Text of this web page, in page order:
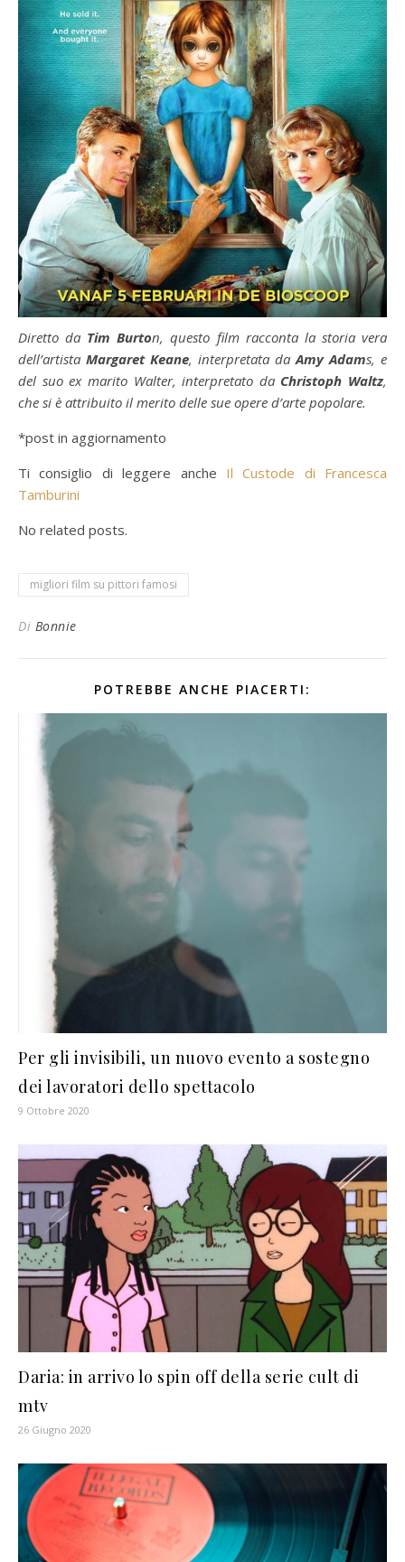
Diretto da Tim Burton, questo film racconta la storia vera
dell’artista Margaret Keane, interpretata da Amy Adams, e
del suo ex marito Walter, interpretato da Christoph Waltz,
che si è attribuito il merito delle sue opere d’arte popolare.
*post in aggiornamento
Ti consiglio di leggere anche Il Custode di Francesca
Tamburini
No related posts.
migliori film su pittori famosi
Di Bonnie
POTREBBE ANCHE PIACERTI:
Per gli invisibili, un nuovo evento a sostegno
dei lavoratori dello spettacolo
9 Ottobre 2020
Daria: in arrivo lo spin off della serie cult di
mtv
26 Giugno 2020